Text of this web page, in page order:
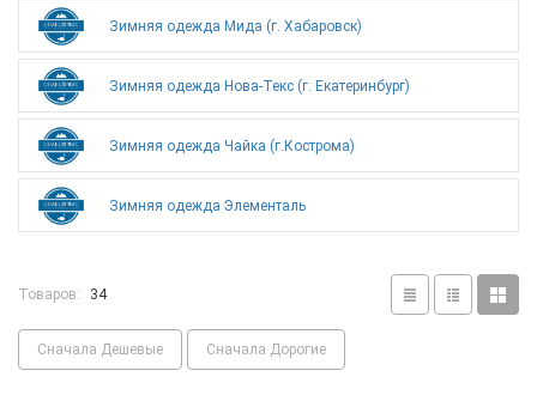
Зимняя одежда Мида (г. Хабаровск)
Зимняя одежда Нова-Текс (г. Екатеринбург)
Зимняя одежда Чайка (г.Кострома)
Зимняя одежда Элементаль
Товаров: 34
Сначала Дешевые Сначала Дорогие